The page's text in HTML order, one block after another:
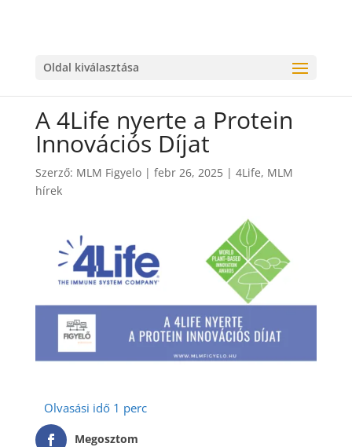
Oldal kiválasztása
A 4Life nyerte a Protein
Innovációs Díjat
Szerző: MLM Figyelo| febr 26, 2025| 4Life, MLM
hírek
Megosztom